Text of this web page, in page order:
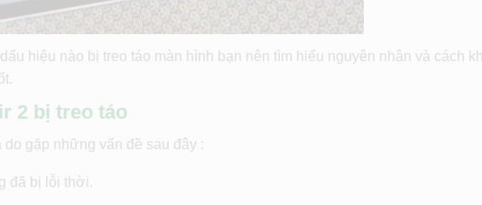
hiệu nào bị treo táo màn hình bạn nên tìm hiểu nguyên nhân và cách
2 bị treo táo
do gặp những vấn đề sau đây :
đã bị lỗi thời.